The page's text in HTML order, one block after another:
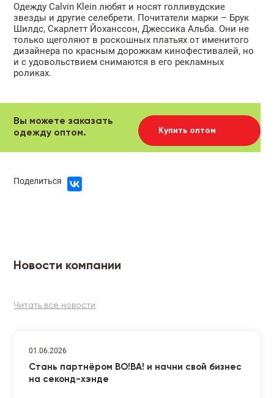
Одежду Calvin Klein любят и носят голливудские
звезды и другие селебрети. Почитатели марки – Брук
Шилдс, Скарлетт Йоханссон, Джессика Альба. Они не
только щеголяют в роскошных платьях от именитого
дизайнера по красным дорожкам кинофестивалей, но
и с удовольствием снимаются в его рекламных
роликах.
Вы можете заказать
одежду оптом.
Купить оптом
Поделиться
Новости компании
Читать все новости
01.06.2026
Стань партнёром ВО!ВА! и начни свой бизнес
на секонд-хэнде